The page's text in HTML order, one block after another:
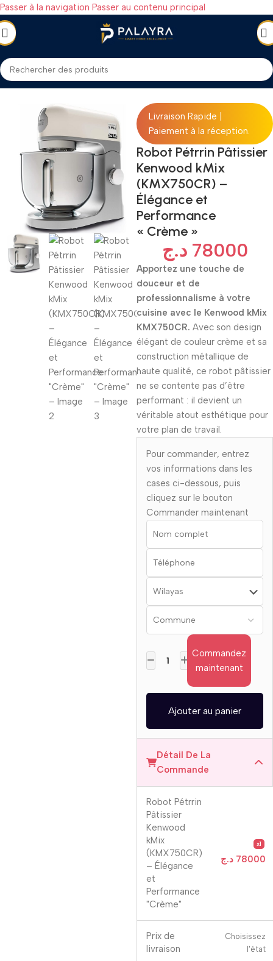
Passer à la navigation Passer au contenu principal
/Petit électroménager/Pétrins et Robots pâtissiers
Livraison Rapide |
Paiement à la réception.
Robot Pétrrin Pâtissier
Kenwood kMix
(KMX750CR) –
Élégance et
Performance
« Crème »
78000 د.ج
Apportez une touche de
douceur et de
professionnalisme à votre
cuisine avec le Kenwood kMix
KMX750CR. Avec son design
élégant de couleur crème et sa
construction métallique de
haute qualité, ce robot pâtissier
ne se contente pas d’être
performant : il devient un
véritable atout esthétique pour
votre plan de travail.
Pour commander, entrez
vos informations dans les
cases ci-dessous, puis
cliquez sur le bouton
Commander maintenant
Commandez
maintenant
Ajouter au panier
Détail De La
Commande
Robot Pétrrin
Pâtissier
Kenwood
kMix
(KMX750CR)
– Élégance
et
Performance
"Crème"
x1
78000 د.ج
Prix ​​de
livraison
Choisissez
l'état